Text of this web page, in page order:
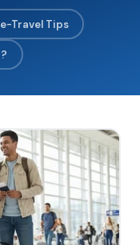
Travel Tips